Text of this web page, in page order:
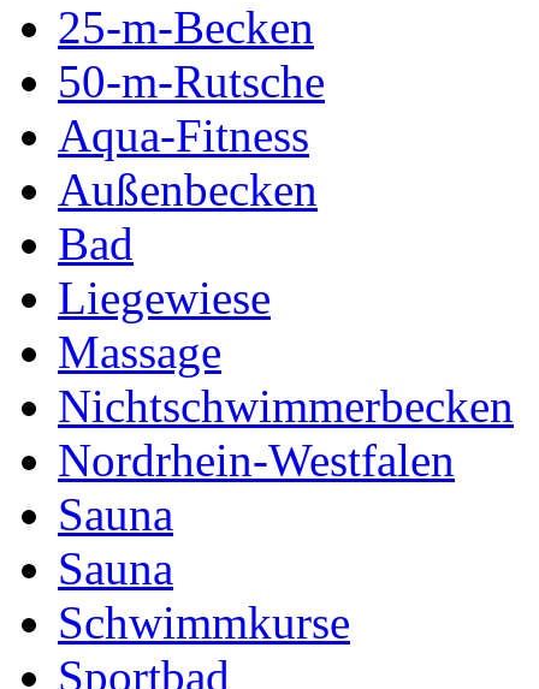
25-m-Becken
50-m-Rutsche
Aqua-Fitness
Außenbecken
Bad
Liegewiese
Massage
Nichtschwimmerbecken
Nordrhein-Westfalen
Sauna
Sauna
Schwimmkurse
Sportbad